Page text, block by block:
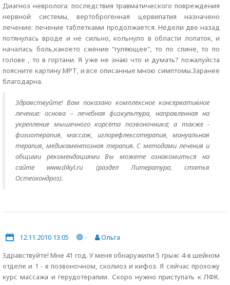
Диагноз невролога: последствия травматического повреждения
нервной системы, вертоброгенная цервипатия назначено
лечение: лечение таблетками продолжается. Недели две назад
потянулась вроде и не сильно, кольнуло в области лопаток, и
началась боль,какоето сжение "гуляющее", то по спине, то по
голове , то в гортани. Я уже не знаю что и думать? пожалуйста
поясните картину МРТ, и все описанные мною симптомы.Заранее
благодарна.
Здравствуйте! Вам показано комплексное консервативное
лечение: основа – лечебная физкультура, направленная на
укрепление мышечного корсета позвоночника; а также -
физиотерапия, массаж, иглорефлексотерапия, мануальная
терапия, медикаментозная терапия. С методами лечения и
общими рекомендациями Вы можете ознакомиться на
сайте www.dikyl.ru (раздел Литература, статья
Остеохондроз).
12.11.2010 13:05 -
Ольга
Здравствуйте! Мне 41 год. У меня обнаружили 5 грыж: 4-в шейном
отделе и 1 - в позвоночном, сколиоз и кифоз. Я сейчас прохожу
курс массажа и герудотерапии. Скоро нужно приступать к ЛФК.